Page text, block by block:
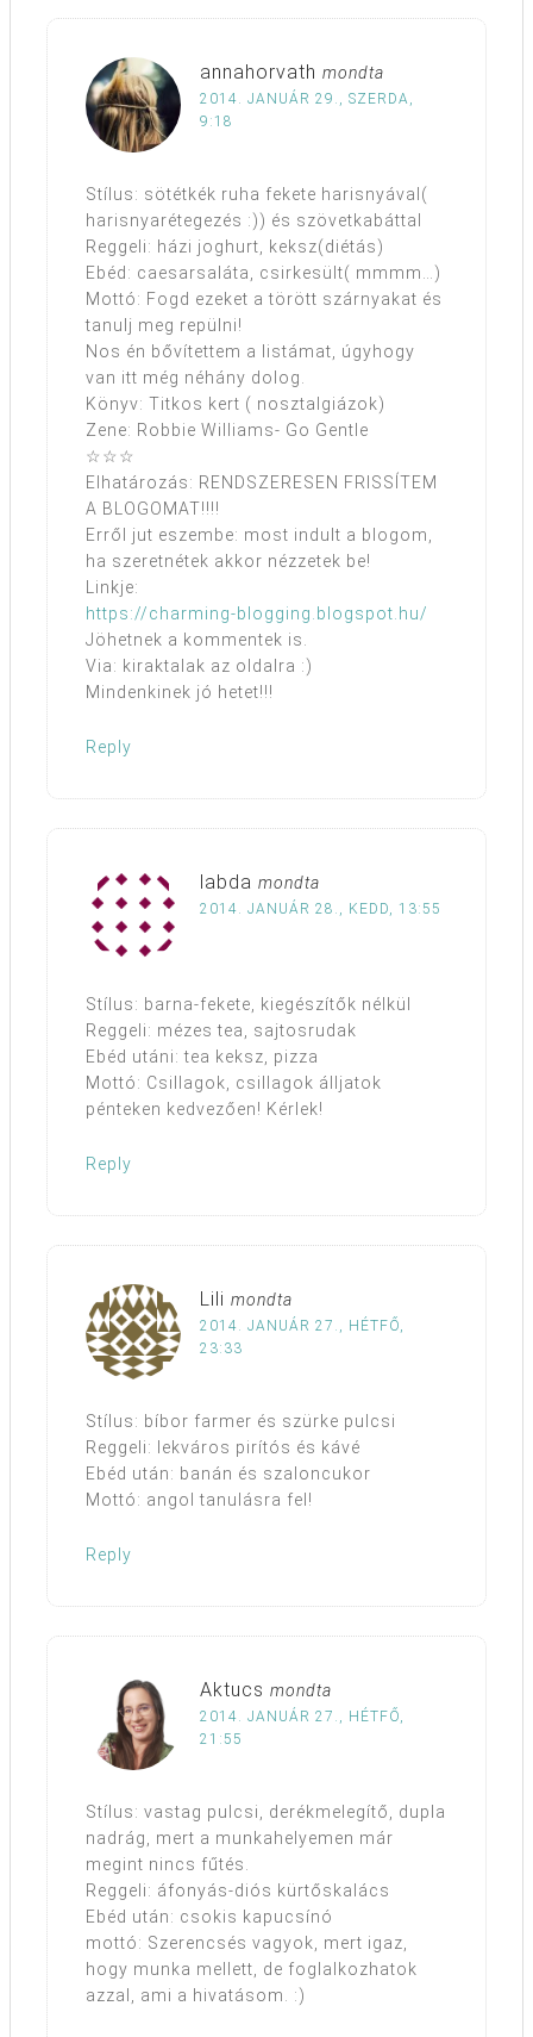
annahorvath mondta
2014. JANUÁR 29., SZERDA,
9:18
Stílus: sötétkék ruha fekete harisnyával(
harisnyarétegezés :)) és szövetkabáttal
Reggeli: házi joghurt, keksz(diétás)
Ebéd: caesarsaláta, csirkesült( mmmm…)
Mottó: Fogd ezeket a törött szárnyakat és
tanulj meg repülni!
Nos én bővítettem a listámat, úgyhogy
van itt még néhány dolog.
Könyv: Titkos kert ( nosztalgiázok)
Zene: Robbie Williams- Go Gentle
☆☆☆
Elhatározás: RENDSZERESEN FRISSÍTEM
A BLOGOMAT!!!!
Erről jut eszembe: most indult a blogom,
ha szeretnétek akkor nézzetek be!
Linkje:
https://charming-blogging.blogspot.hu/
Jöhetnek a kommentek is.
Via: kiraktalak az oldalra :)
Mindenkinek jó hetet!!!
Reply
labda mondta
2014. JANUÁR 28., KEDD, 13:55
Stílus: barna-fekete, kiegészítők nélkül
Reggeli: mézes tea, sajtosrudak
Ebéd utáni: tea keksz, pizza
Mottó: Csillagok, csillagok álljatok
pénteken kedvezően! Kérlek!
Reply
Lili mondta
2014. JANUÁR 27., HÉTFŐ,
23:33
Stílus: bíbor farmer és szürke pulcsi
Reggeli: lekváros pirítós és kávé
Ebéd után: banán és szaloncukor
Mottó: angol tanulásra fel!
Reply
Aktucs mondta
2014. JANUÁR 27., HÉTFŐ,
21:55
Stílus: vastag pulcsi, derékmelegítő, dupla
nadrág, mert a munkahelyemen már
megint nincs fűtés.
Reggeli: áfonyás-diós kürtőskalács
Ebéd után: csokis kapucsínó
mottó: Szerencsés vagyok, mert igaz,
hogy munka mellett, de foglalkozhatok
azzal, ami a hivatásom. :)